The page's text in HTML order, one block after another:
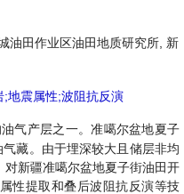
油田作业区油田地质研究所, 新
地震属性;波阻抗反演
气产层之一。准噶尔盆地夏子
藏。由于埋深较大且储层非均
新疆准噶尔盆地夏子街油田开
性提取和叠后波阻抗反演等技